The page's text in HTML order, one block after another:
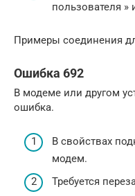
пользователя »
Примеры соединения
Ошибка 692
В модеме или другом
ошибка.
В свойствах
модем.
Требуется